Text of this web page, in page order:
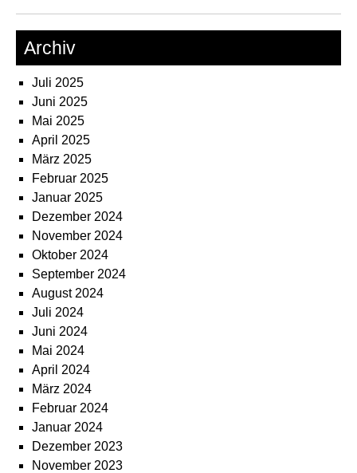
Archiv
Juli 2025
Juni 2025
Mai 2025
April 2025
März 2025
Februar 2025
Januar 2025
Dezember 2024
November 2024
Oktober 2024
September 2024
August 2024
Juli 2024
Juni 2024
Mai 2024
April 2024
März 2024
Februar 2024
Januar 2024
Dezember 2023
November 2023